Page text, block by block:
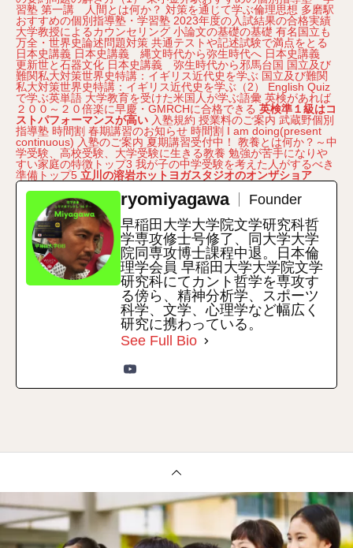
習塾 第一講 人間とは何か？ 対策を通じて学ぶ倫理思想 多磨駅
おすすめの個別指導塾・学習塾 2023年度の入試結果の合格実績
大学教授によるカウンセリング 小論文の基礎の基礎 有名国立も
万全・世界史論述問題対策 共通テストや記述試験で満点をとる
日本史講義 日本史講義 縄文時代から弥生時代へ 日本史講義
更新世と石器文化 日本史講義 弥生時代から邪馬台国 国立及び
難関私大対策世界史特講：イギリス近代史を学ぶ 国立及び難関
私大対策世界史特講：イギリス近代史を学ぶ（2）
English Quiz
で学ぶ英単語 大学教育を受けた米国人が学ぶ語彙 英検があれば
２００～２０倍楽に早慶・GMRCHに合格できる 英検準１級はコ
ストパフォーマンスが高い 入塾規約 授業料のご案内 武蔵野個別
指導塾 時間割 春期講習のお知らせ 時間割 I am doing(present
continuous) 入塾のご案内 夏期講習受付中！
教養とは何か？～中
学受験、高校受験、大学受験に生きる教養 勉強が苦手になりや
すい家庭の特徴トップ3 我が子の中学受験を考えた人がするべき
準備トップ5 立川の溶岩ホットヨガスタジオのオンザショア
ryomiyagawa
Founder
早稲田大学大学院文学研究科哲
学専攻修士号修了、同大学大学
院同専攻博士課程中退。日本倫
理学会員 早稲田大学大学院文学
研究科にてカント哲学を専攻す
る傍ら、精神分析学、スポーツ
科学、文学、心理学など幅広く
研究に携わっている。
See Full Bio